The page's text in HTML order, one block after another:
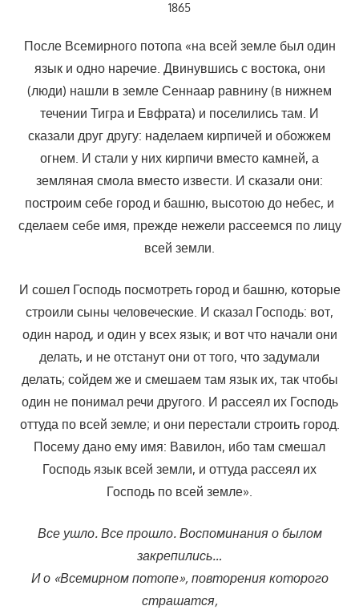
1865
После Всемирного потопа «на всей земле был один
язык и одно наречие. Двинувшись с востока, они
(люди) нашли в земле Сеннаар равнину (в нижнем
течении Тигра и Евфрата) и поселились там. И
сказали друг другу: наделаем кирпичей и обожжем
огнем. И стали у них кирпичи вместо камней, а
земляная смола вместо извести. И сказали они:
построим себе город и башню, высотою до небес, и
сделаем себе имя, прежде нежели рассеемся по лицу
всей земли.
И сошел Господь посмотреть город и башню, которые
строили сыны человеческие. И сказал Господь: вот,
один народ, и один у всех язык; и вот что начали они
делать, и не отстанут они от того, что задумали
делать; сойдем же и смешаем там язык их, так чтобы
один не понимал речи другого. И рассеял их Господь
оттуда по всей земле; и они перестали строить город.
Посему дано ему имя: Вавилон, ибо там смешал
Господь язык всей земли, и оттуда рассеял их
Господь по всей земле».
Все ушло. Все прошло. Воспоминания о былом
закрепились…
И о «Всемирном потопе», повторения которого
страшатся,